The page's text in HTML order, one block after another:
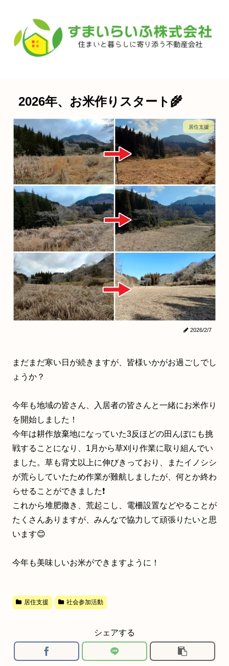
2026年、お米作りスタート🌾
居住支援
2026/2/7
まだまだ寒い日が続きますが、皆様いかがお過ごしでし
ょうか？
今年も地域の皆さん、入居者の皆さんと一緒にお米作り
を開始しました！
今年は耕作放棄地になっていた3反ほどの田んぼにも挑
戦することになり、1月から草刈り作業に取り組んでい
ました。草も背丈以上に伸びきっており、またイノシシ
が荒らしていたため作業が難航しましたが、何とか終わ
らせることができました❗️
これから堆肥撒き、荒起こし、電柵設置などやることが
たくさんありますが、みんなで協力して頑張りたいと思
います😊
今年も美味しいお米ができますように！
居住支援 社会参加活動
シェアする